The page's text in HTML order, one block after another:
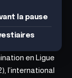
la pause
en Ligue
l’international